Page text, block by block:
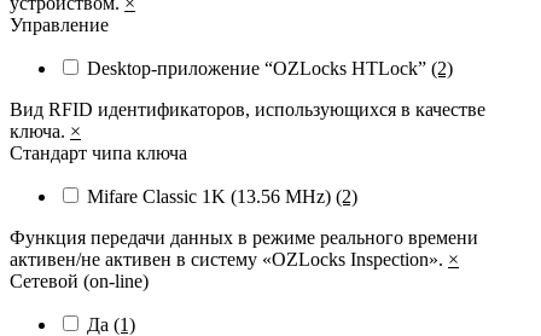
Управление
Desktop-приложение “OZLocks HTLock” (2)
Вид RFID идентификаторов, использующихся в качестве
ключа. ×
Стандарт чипа ключа
Mifare Classic 1K (13.56 MHz) (2)
Функция передачи данных в режиме реального времени
активен/не активен в систему «OZLocks Inspection». ×
Сетевой (on-line)
Да (1)